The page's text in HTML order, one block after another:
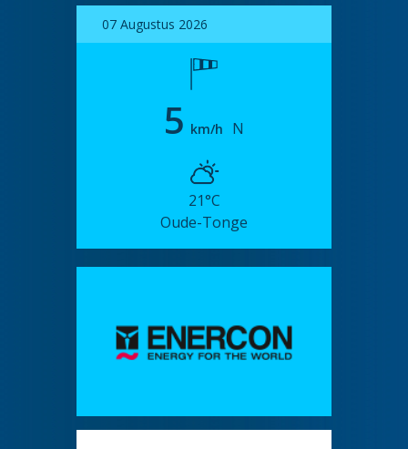
07 Augustus 2026
5 km/h N
21°C
Oude-Tonge